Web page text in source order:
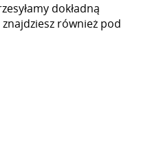
dokładną
również pod